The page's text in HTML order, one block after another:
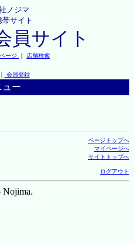
ノジマ
帯サイト
員サイト
ージ ｜ 店舗検索
｜ 会員登録
ュー
ページトップへ
マイページへ
サイトトップへ
ログアウト